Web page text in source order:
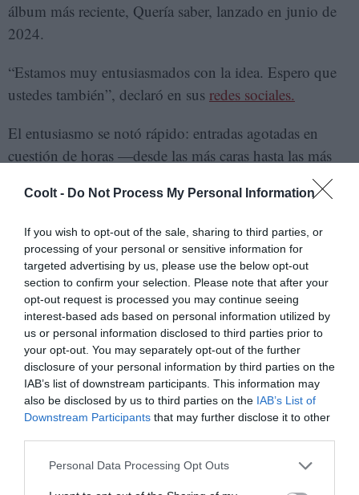
Coolt - Do Not Process My Personal Information
If you wish to opt-out of the sale, sharing to third parties, or
processing of your personal or sensitive information for
targeted advertising by us, please use the below opt-out
section to confirm your selection. Please note that after your
opt-out request is processed you may continue seeing
interest-based ads based on personal information utilized by
us or personal information disclosed to third parties prior to
your opt-out. You may separately opt-out of the further
disclosure of your personal information by third parties on the
IAB’s list of downstream participants. This information may
also be disclosed by us to third parties on the IAB’s List of
Downstream Participants that may further disclose it to other
Personal Data Processing Opt Outs
álbum más reciente, Quería saber, lanzado en junio de
2024.
“Estamos muy entusiasmados con la idea. Espero que
ustedes también”, declaró en sus redes sociales.
El entusiasmo se notó rápido: entradas agotadas en
cuestión de horas —desde las más caras hasta las más
baratas— para los tres conciertos del 11, 12 y 21 de
octubre. “¿A saber cuándo vuelve?”, escuché decir a
más de uno que tarjeteó con los ojos cerrados.
Rodríguez. KALOIAN SANTOS CABRERA